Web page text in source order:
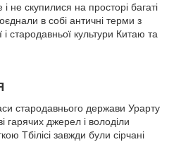
не скупилися на просторі багаті
в собі античні терми з
стародавньої культури Китаю та
стародавнього держави Урарту
гарячих джерел і володіли
Тбілісі завжди були сірчані